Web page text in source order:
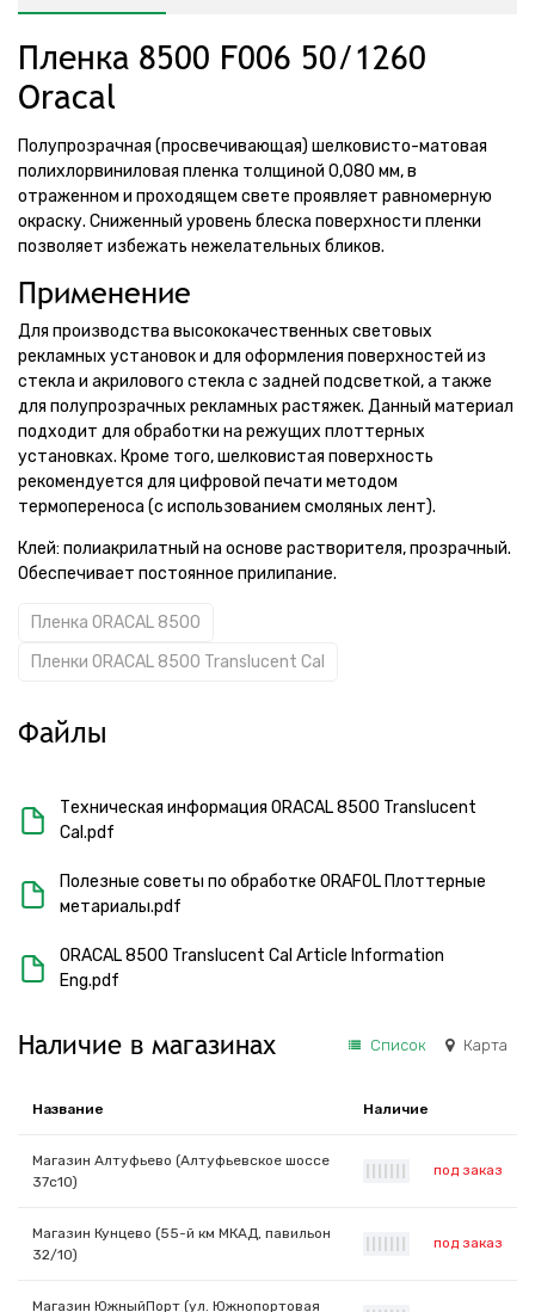
Пленка 8500 F006 50/1260
Oracal
Полупрозрачная (просвечивающая) шелковисто-матовая
полихлорвиниловая пленка толщиной 0,080 мм, в
отраженном и проходящем свете проявляет равномерную
окраску. Сниженный уровень блеска поверхности пленки
позволяет избежать нежелательных бликов.
Применение
Для производства высококачественных световых
рекламных установок и для оформления поверхностей из
стекла и акрилового стекла с задней подсветкой, а также
для полупрозрачных рекламных растяжек. Данный материал
подходит для обработки на режущих плоттерных
установках. Кроме того, шелковистая поверхность
рекомендуется для цифровой печати методом
термопереноса (с использованием смоляных лент).
Клей: полиакрилатный на основе растворителя, прозрачный.
Обеспечивает постоянное прилипание.
Пленка ORACAL 8500
Пленки ORACAL 8500 Translucent Cal
Файлы
Техническая информация ORACAL 8500 Translucent
Cal.pdf
Полезные советы по обработке ORAFOL Плоттерные
метариалы.pdf
ORACAL 8500 Translucent Cal Article Information
Eng.pdf
Наличие в магазинах Список Карта
Название Наличие
Магазин Алтуфьево (Алтуфьевское шоссе
37с10)
под заказ
Магазин Кунцево (55-й км МКАД, павильон
32/10)
под заказ
Магазин ЮжныйПорт (ул. Южнопортовая